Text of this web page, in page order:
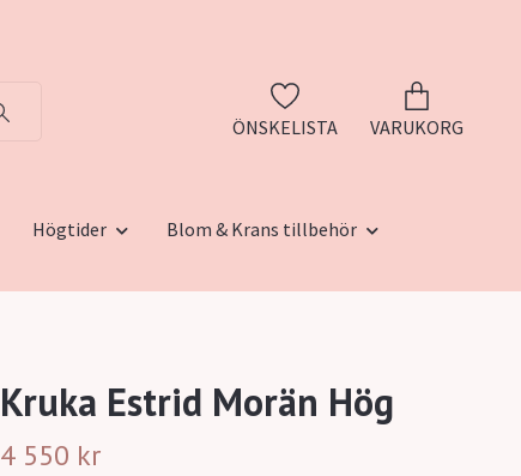
ÖNSKELISTA VARUKORG
Högtider
Blom & Krans tillbehör
Kruka Estrid Morän Hög
4 550 kr